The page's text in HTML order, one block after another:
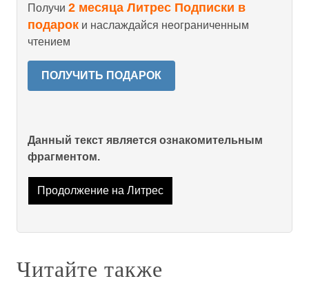
Получи 2 месяца Литрес Подписки в
подарок и наслаждайся неограниченным
чтением
ПОЛУЧИТЬ ПОДАРОК
Данный текст является ознакомительным
фрагментом.
Продолжение на Литрес
Читайте также